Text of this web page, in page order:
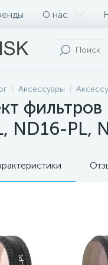
О нас
Аксессуары
ND16-PL,